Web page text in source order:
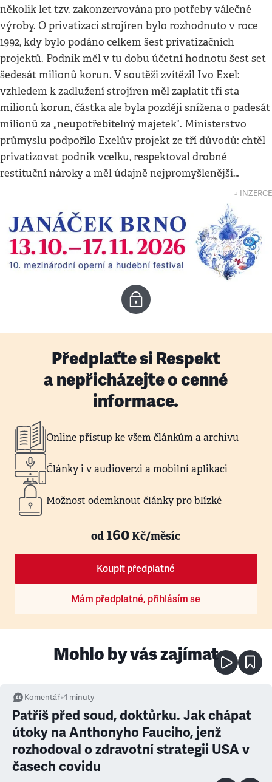
několik let tzv. zakonzervována pro potřeby válečné
výroby. O privatizaci strojíren bylo rozhodnuto v roce
1992, kdy bylo podáno celkem šest privatizačních
projektů. Podnik měl v tu dobu účetní hodnotu šest set
šedesát milionů korun. V soutěži zvítězil Ivo Exel:
vzhledem k zadlužení strojíren měl zaplatit tři sta
milionů korun, částka ale byla později snížena o padesát
milionů za „neupotřebitelný majetek“. Ministerstvo
průmyslu podpořilo Exelův projekt ze tří důvodů: chtěl
privatizovat podnik vcelku, respektoval drobné
restituční nároky a měl údajně nejpromyšlenější…
↓ INZERCE
Předplaťte si Respekt
a nepřicházejte o cenné
informace.
Online přístup ke všem článkům a archivu
Články i v audioverzi a mobilní aplikaci
Možnost odemknout články pro blízké
od160Kč/měsíc
Koupit předplatné
Mám předplatné, přihlásím se
Mohlo by vás zajímat
Komentář•4 minuty
Patříš před soud, doktůrku. Jak chápat
útoky na Anthonyho Fauciho, jenž
rozhodoval o zdravotní strategii USA v
časech covidu